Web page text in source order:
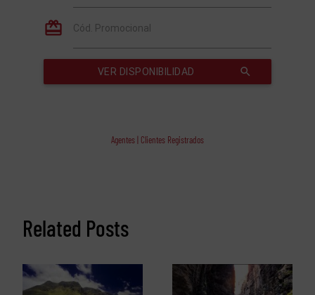
Agentes | Clientes Registrados
Related Posts